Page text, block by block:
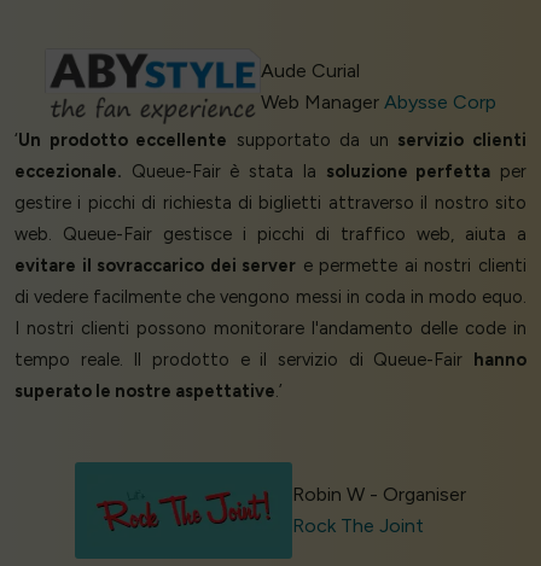
Aude Curial
Web Manager Abysse Corp
‘Un prodotto eccellente supportato da un servizio clienti
eccezionale. Queue-Fair è stata la soluzione perfetta per
gestire i picchi di richiesta di biglietti attraverso il nostro sito
web. Queue-Fair gestisce i picchi di traffico web, aiuta a
evitare il sovraccarico dei server e permette ai nostri clienti
di vedere facilmente che vengono messi in coda in modo equo.
I nostri clienti possono monitorare l'andamento delle code in
tempo reale. Il prodotto e il servizio di Queue-Fair hanno
superato le nostre aspettative.’
Robin W - Organiser
Rock The Joint